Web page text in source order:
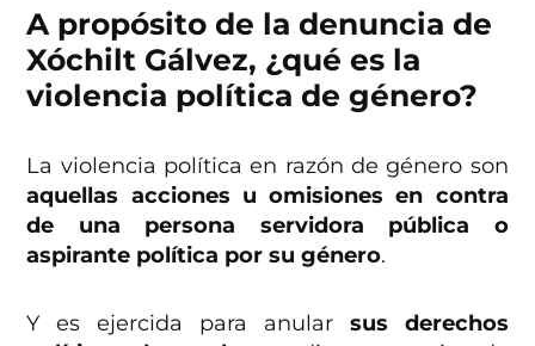
A propósito de la denuncia de
Xóchilt Gálvez, ¿qué es la
violencia política de género?
La violencia política en razón de género son
aquellas acciones u omisiones en contra
de una persona servidora pública o
aspirante política por su género.
Y es ejercida para anular sus derechos